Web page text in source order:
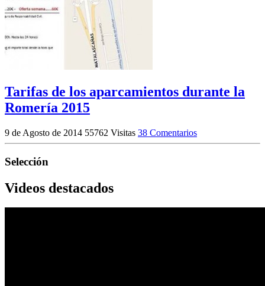
Tarifas de los aparcamientos durante la
Romería 2015
9 de Agosto de 2014 55762 Visitas 38 Comentarios
Selección
Videos destacados